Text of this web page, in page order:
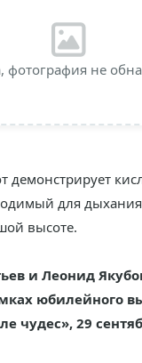
фотография не
демонстрирует
для
высоте.
и Леонид
юбилейного
чудес», 29